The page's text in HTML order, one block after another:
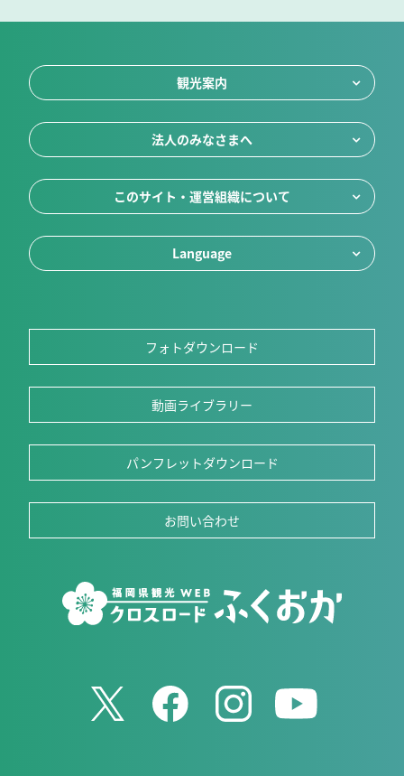
観光案内
法人のみなさまへ
このサイト・運営組織について
Language
フォトダウンロード
動画ライブラリー
パンフレットダウンロード
お問い合わせ